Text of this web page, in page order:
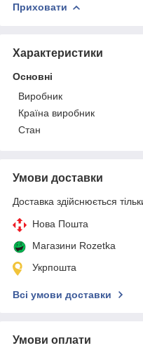
Приховати
Характеристики
Основні
Виробник
Країна виробник
Стан
Умови доставки
Доставка здійснюється
Нова Пошта
Магазини Rozetka
Укрпошта
Всі умови доставки
Умови оплати